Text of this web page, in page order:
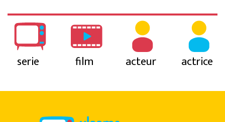
serie film acteur actrice